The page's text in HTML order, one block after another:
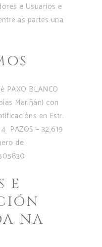
e Usuarios e
as partes una
PAXO BLANCO
Mariñán) con
en Estr.
PAZOS – 32.619
de
E
NA